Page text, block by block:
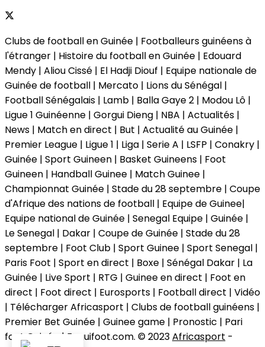
Clubs de football en Guinée | Footballeurs guinéens à
l'étranger | Histoire du football en Guinée | Edouard
Mendy | Aliou Cissé | El Hadji Diouf | Equipe nationale de
Guinée de football | Mercato | Lions du Sénégal |
Football Sénégalais | Lamb | Balla Gaye 2 | Modou Lô |
Ligue 1 Guinéenne | Gorgui Dieng | NBA | Actualités |
News | Match en direct | But | Actualité au Guinée |
Premier League | Ligue 1 | Liga | Serie A | LSFP | Conakry |
Guinée | Sport Guineen | Basket Guineens | Foot
Guineen | Handball Guinee | Match Guinee |
Championnat Guinée | Stade du 28 septembre | Coupe
d'Afrique des nations de football | Equipe de Guinee|
Equipe national de Guinée | Senegal Equipe | Guinée |
Le Senegal | Dakar | Coupe de Guinée | Stade du 28
septembre | Foot Club | Sport Guinee | Sport Senegal |
Paris Foot | Sport en direct | Boxe | Sénégal Dakar | La
Guinée | Live Sport | RTG | Guinee en direct | Foot en
direct | Foot direct | Eurosports | Football direct | Vidéo
| Télécharger Africasport | Clubs de football guinéens |
Premier Bet Guinée | Guinee game | Pronostic | Pari
foot Guinée | Feguifoot.com. © 2023Africasport -